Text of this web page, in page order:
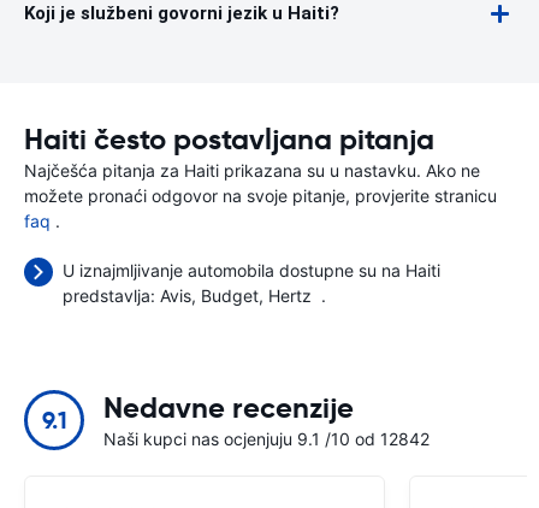
Koji je službeni govorni jezik u Haiti?
Haiti često postavljana pitanja
Najčešća pitanja za Haiti prikazana su u nastavku. Ako ne
možete pronaći odgovor na svoje pitanje, provjerite stranicu
faq .
U iznajmljivanje automobila dostupne su na Haiti
predstavlja: Avis Budget Hertz .
9.1 Nedavne recenzije
Naši kupci nas ocjenjuju 9.1 /10 od 12842